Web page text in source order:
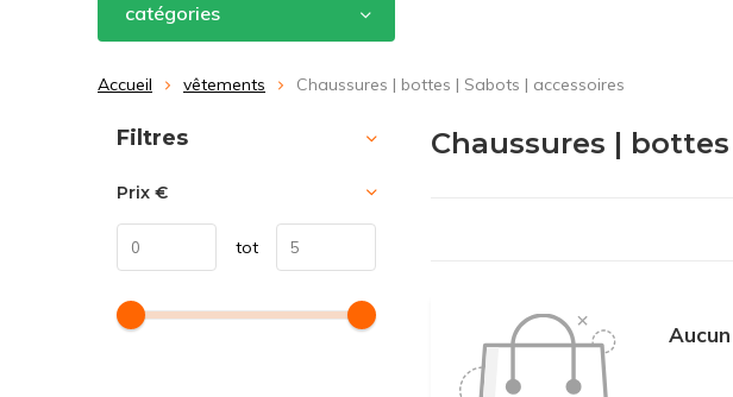
catégories
Accueil vêtements Chaussures | bottes | Sabots | accessoires
Chaussures |
Trier par:
Filtres
Prix €
tot